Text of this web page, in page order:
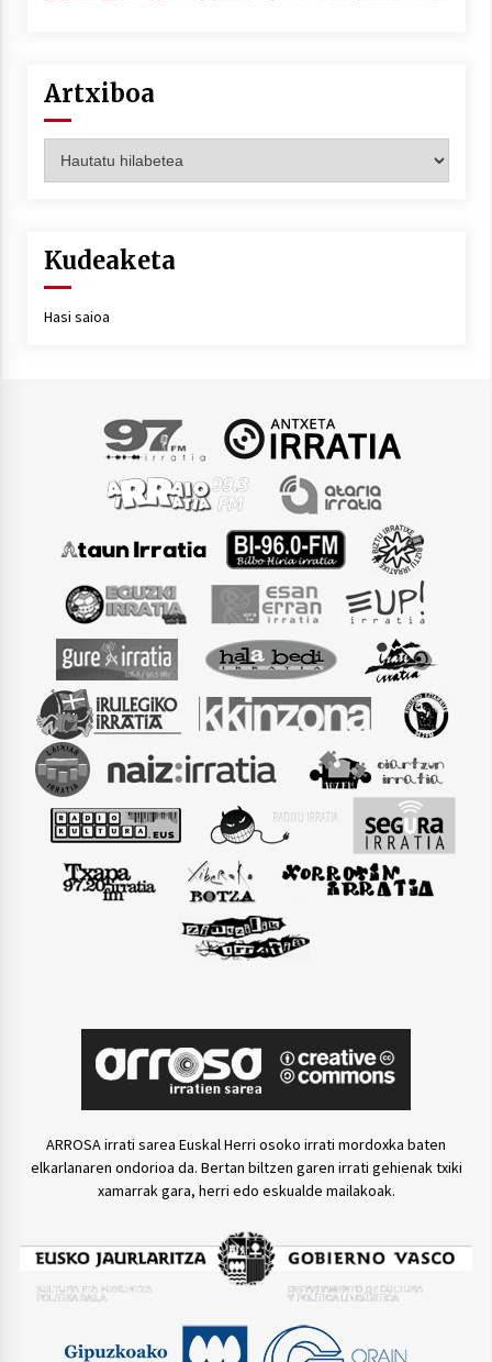
Artxiboa
Kudeaketa
Hasi saioa
ARROSA irrati sarea Euskal Herri osoko irrati mordoxka baten
elkarlanaren ondorioa da. Bertan biltzen garen irrati gehienak txiki
xamarrak gara, herri edo eskualde mailakoak.